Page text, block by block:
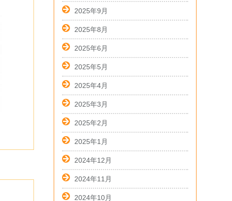
2025年9月
2025年8月
2025年6月
2025年5月
2025年4月
2025年3月
2025年2月
2025年1月
2024年12月
2024年11月
2024年10月